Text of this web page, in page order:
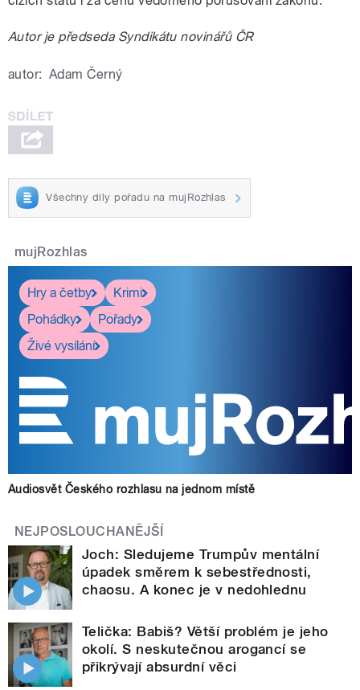
Autor je předseda Syndikátu novinářů ČR
autor: Adam Černý
Všechny díly pořadu na mujRozhlas
mujRozhlas
Hry a četby
Krimi
Pohádky
Pořady
Živé vysílání
Audiosvět Českého rozhlasu na jednom místě
NEJPOSLOUCHANĚJŠÍ
Joch: Sledujeme Trumpův mentální
úpadek směrem k sebestřednosti,
chaosu. A konec je v nedohlednu
Telička: Babiš? Větší problém je jeho
okolí. S neskutečnou arogancí se
přikrývají absurdní věci